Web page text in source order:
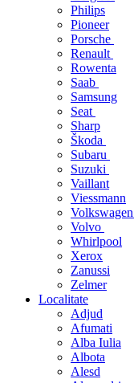
Philips
Pioneer
Porsche
Renault
Rowenta
Saab
Samsung
Seat
Sharp
Škoda
Subaru
Suzuki
Vaillant
Viessmann
Volkswagen
Volvo
Whirlpool
Xerox
Zanussi
Zelmer
Localitate
Adjud
Afumati
Alba Iulia
Albota
Alesd